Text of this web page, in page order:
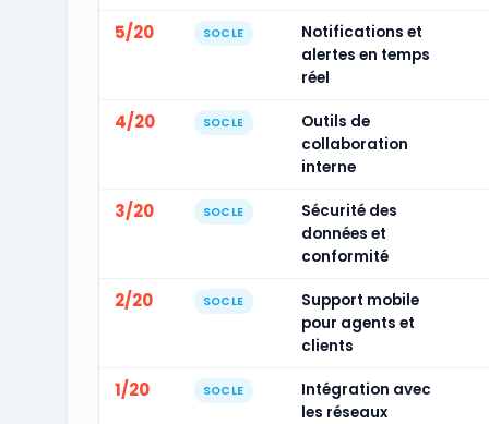
5/20 SOCLE
Notifications et
alertes en temps
réel
4/20 SOCLE
Outils de
collaboration
interne
3/20 SOCLE
Sécurité des
données et
conformité
2/20 SOCLE
Support mobile
pour agents et
clients
1/20 SOCLE
Intégration avec
les réseaux